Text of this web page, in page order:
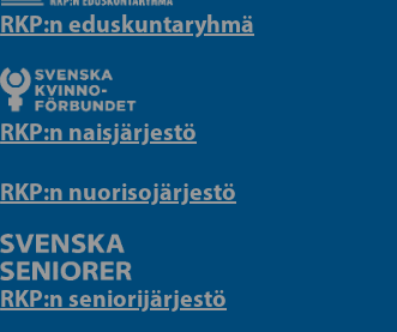
RKP:n eduskuntaryhmä
RKP:n naisjärjestö
RKP:n nuorisojärjestö
RKP:n seniorijärjestö